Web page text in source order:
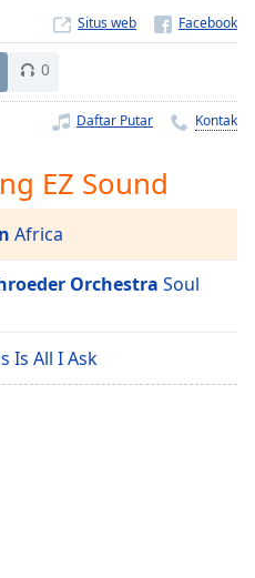
Situs web
0
Daftar Putar Kontak
EZ Sound
Africa
Orchestra Soul
Is All I Ask